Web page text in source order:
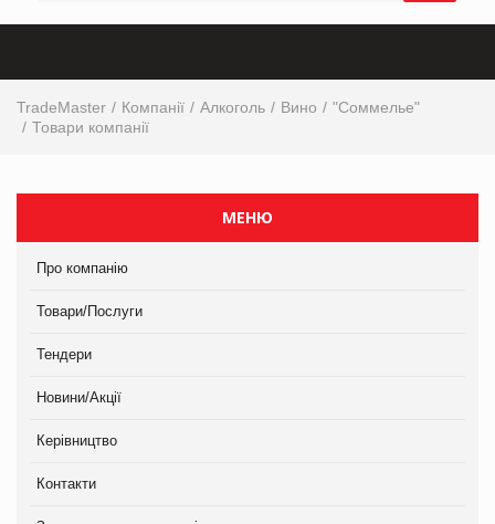
TradeMaster Компанії Алкоголь Вино
"Соммелье"
Товари компанії
МЕНЮ
Про компанію
Товари/Послуги
Тендери
Новини/Акції
Керівництво
Контакти